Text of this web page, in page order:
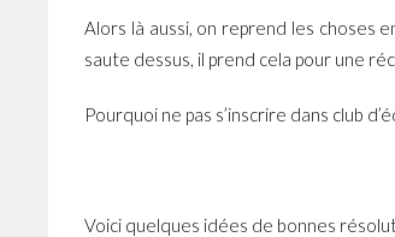
Alors là aussi, on reprend les choses
saute dessus, il prend cela pour une
Pourquoi ne pas s’inscrire dans club
Voici quelques idées de bonnes